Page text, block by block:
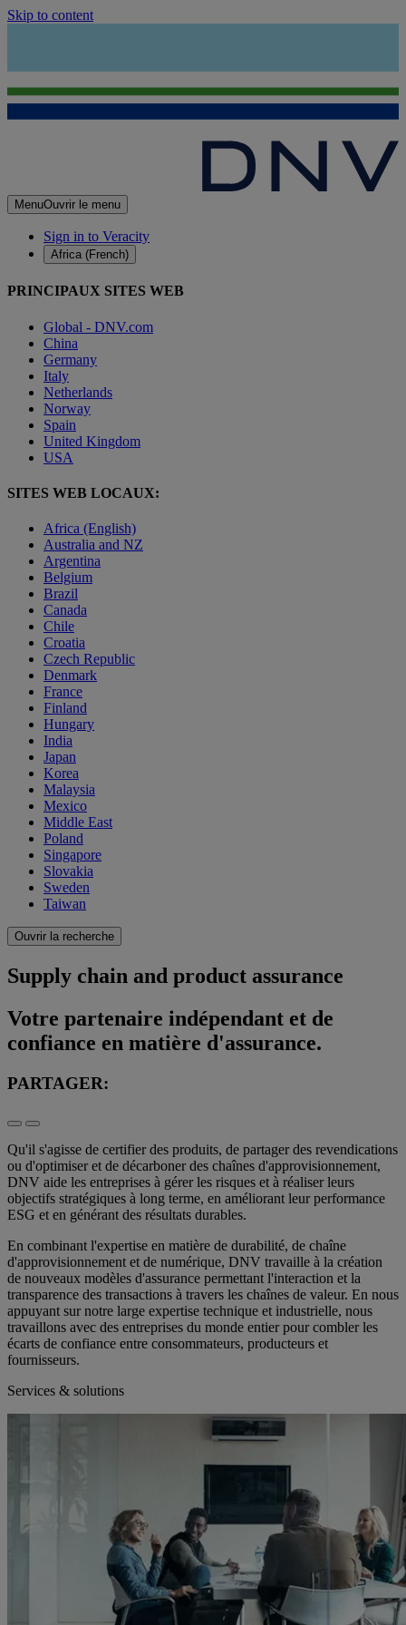
Skip to content
MenuOuvrir le menu
Sign in to Veracity
Africa (French)
PRINCIPAUX SITES WEB
Global - DNV.com
China
Germany
Italy
Netherlands
Norway
Spain
United Kingdom
USA
SITES WEB LOCAUX:
Africa (English)
Australia and NZ
Argentina
Belgium
Brazil
Canada
Chile
Croatia
Czech Republic
Denmark
France
Finland
Hungary
India
Japan
Korea
Malaysia
Mexico
Middle East
Poland
Singapore
Slovakia
Sweden
Taiwan
Ouvrir la recherche
Supply chain and product assurance
Votre partenaire indépendant et de
confiance en matière d'assurance.
PARTAGER:
Qu'il s'agisse de certifier des produits, de partager des revendications
ou d'optimiser et de décarboner des chaînes d'approvisionnement,
DNV aide les entreprises à gérer les risques et à réaliser leurs
objectifs stratégiques à long terme, en améliorant leur performance
ESG et en générant des résultats durables.
En combinant l'expertise en matière de durabilité, de chaîne
d'approvisionnement et de numérique, DNV travaille à la création
de nouveaux modèles d'assurance permettant l'interaction et la
transparence des transactions à travers les chaînes de valeur. En nous
appuyant sur notre large expertise technique et industrielle, nous
travaillons avec des entreprises du monde entier pour combler les
écarts de confiance entre consommateurs, producteurs et
fournisseurs.
Services & solutions